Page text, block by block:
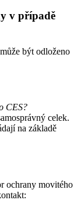
v případě
být odloženo
CES?
celek.
na základě
ochrany movitého